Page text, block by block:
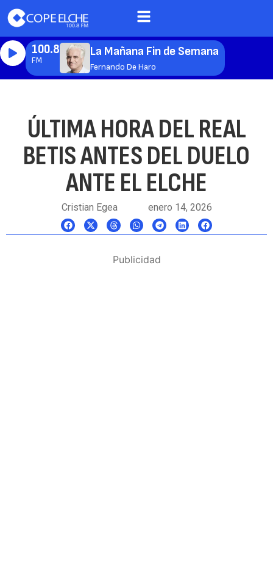
100.8
FM
La Mañana Fin de Semana
Fernando De Haro
ÚLTIMA HORA DEL REAL
BETIS ANTES DEL DUELO
ANTE EL ELCHE
Cristian Egea enero 14, 2026
Publicidad